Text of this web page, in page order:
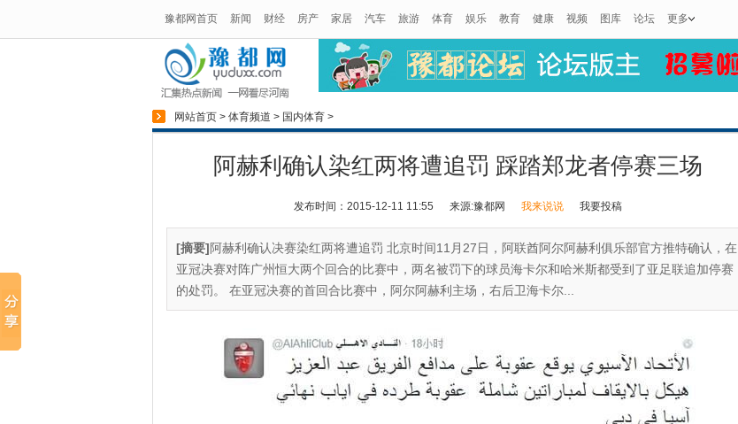
豫都网首页 新闻 财经 房产 家居 汽车 旅游 体育 娱乐 教育 健康 视频 图库 论坛 更多
网站首页 > 体育频道 > 国内体育 >
阿赫利确认染红两将遭追罚 踩踏郑龙者停赛三场
发布时间：2015-12-11 11:55 来源:豫都网 我来说说 我要投稿
[摘要]阿赫利确认决赛染红两将遭追罚 北京时间11月27日，阿联酋阿尔阿赫利俱乐部官方推特确认，在
亚冠决赛对阵广州恒大两个回合的比赛中，两名被罚下的球员海卡尔和哈米斯都受到了亚足联追加停赛
的处罚。 在亚冠决赛的首回合比赛中，阿尔阿赫利主场，右后卫海卡尔...